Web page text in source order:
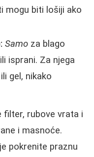
mogu biti lošiji ako
Samo za blago
isprani. Za njega
gel, nikako
filter, rubove vrata i
i masnoće.
pokrenite praznu